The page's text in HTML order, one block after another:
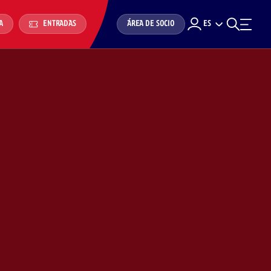
ENTRADAS ÁREA DE SOCIO ES